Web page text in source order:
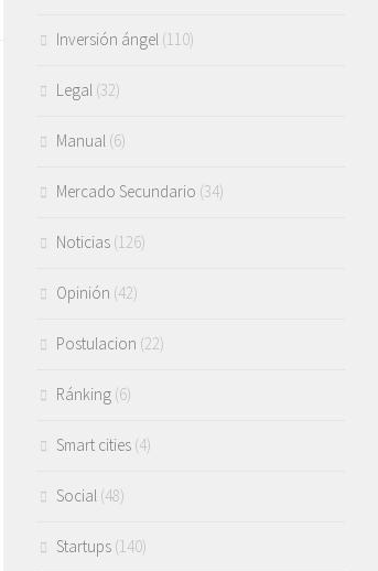
Inversión ángel (110)
Legal (32)
Manual (6)
Mercado Secundario (34)
Noticias (126)
Opinión (42)
Postulacion (22)
Ránking (6)
Smart cities (4)
Social (48)
Startups (140)